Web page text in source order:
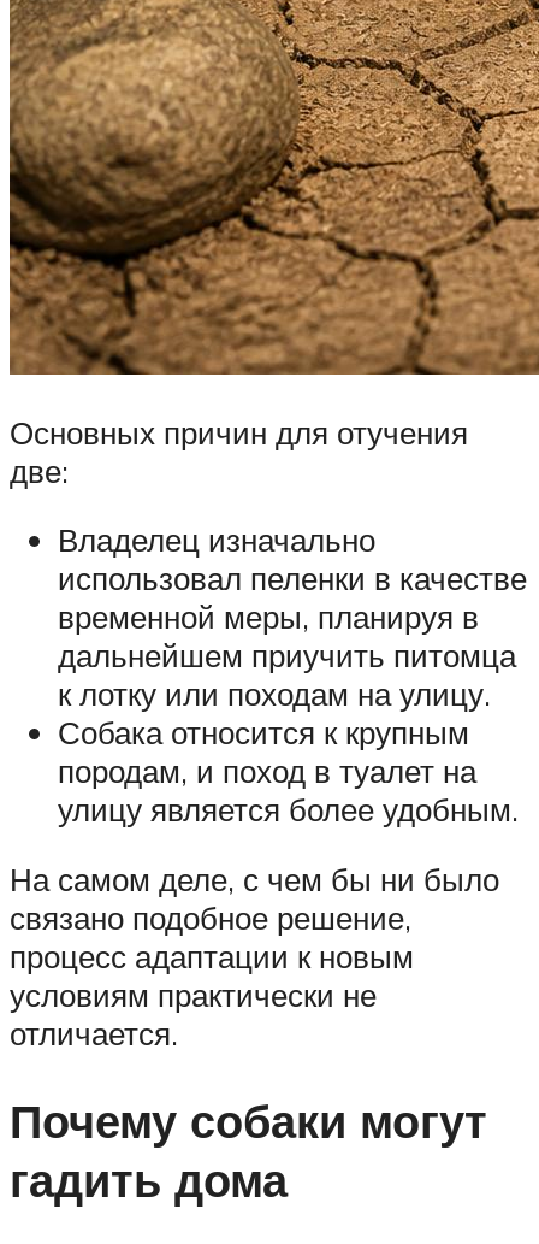
Основных причин для отучения
две:
Владелец изначально
использовал пеленки в качестве
временной меры, планируя в
дальнейшем приучить питомца
к лотку или походам на улицу.
Собака относится к крупным
породам, и поход в туалет на
улицу является более удобным.
На самом деле, с чем бы ни было
связано подобное решение,
процесс адаптации к новым
условиям практически не
отличается.
Почему собаки могут
гадить дома